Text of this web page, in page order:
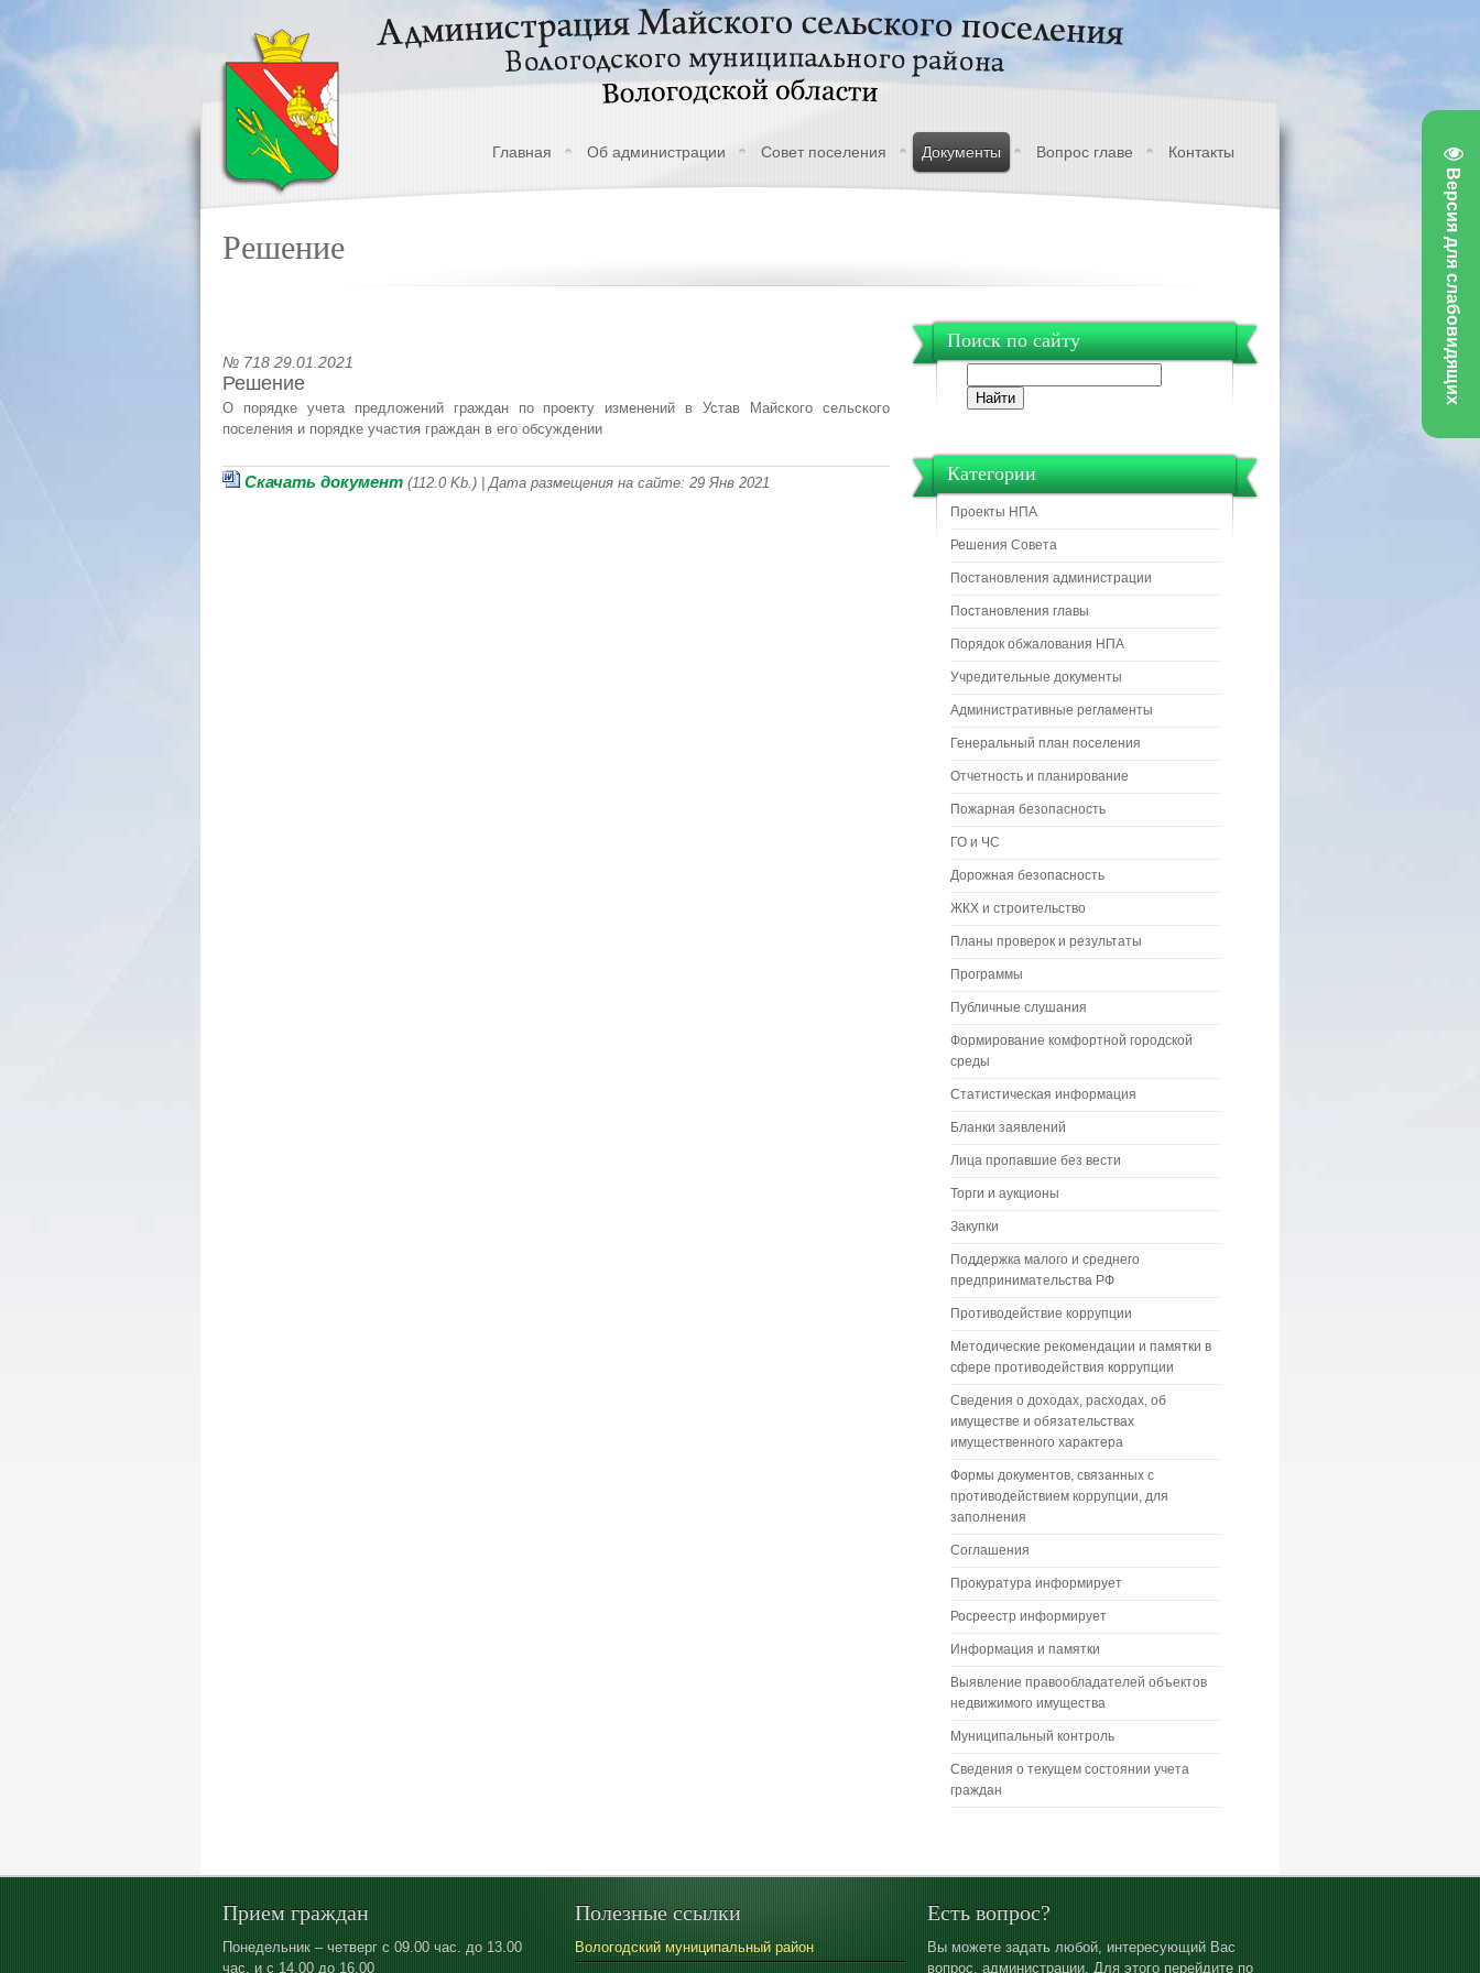
Версия для слабовидящих
Главная Об администрации Совет поселения Документы Вопрос главе Контакты
Решение
№ 718 29.01.2021
Решение
О порядке учета предложений граждан по проекту изменений в Устав Майского сельского
поселения и порядке участия граждан в его обсуждении
Скачать документ (112.0 Kb.) | Дата размещения на сайте: 29 Янв 2021
Поиск по сайту
Категории
Проекты НПА
Решения Совета
Постановления администрации
Постановления главы
Порядок обжалования НПА
Учредительные документы
Административные регламенты
Генеральный план поселения
Отчетность и планирование
Пожарная безопасность
ГО и ЧС
Дорожная безопасность
ЖКХ и строительство
Планы проверок и результаты
Программы
Публичные слушания
Формирование комфортной городской
среды
Статистическая информация
Бланки заявлений
Лица пропавшие без вести
Торги и аукционы
Закупки
Поддержка малого и среднего
предпринимательства РФ
Противодействие коррупции
Методические рекомендации и памятки в
сфере противодействия коррупции
Сведения о доходах, расходах, об
имуществе и обязательствах
имущественного характера
Формы документов, связанных с
противодействием коррупции, для
заполнения
Соглашения
Прокуратура информирует
Росреестр информирует
Информация и памятки
Выявление правообладателей объектов
недвижимого имущества
Муниципальный контроль
Сведения о текущем состоянии учета
граждан
Прием граждан
Понедельник – четверг с 09.00 час. до 13.00
час. и с 14.00 до 16.00
Полезные ссылки
Вологодский муниципальный район
Есть вопрос?
Вы можете задать любой, интересующий Вас
вопрос, администрации. Для этого перейдите по